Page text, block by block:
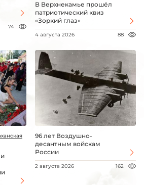
74
В Верхнекамье прошёл
патриотический квиз
«Зоркий глаз»
4 августа 2026 88
96 лет Воздушно-
десантным войскам
России
2 августа 2026 162